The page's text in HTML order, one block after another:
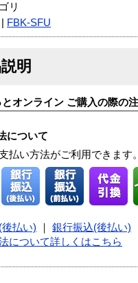
リ
FBK-SFU
明
オンライン ご購入の際の
について
払い方法がご利用できます。
払い) 銀行振込(後払い)
について詳しくはこちら